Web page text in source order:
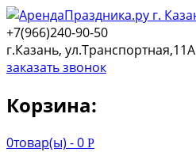
+7(966)240-90-50
г.Казань, ул.Транспортная,11А
заказать звонок
Корзина:
0товар(ы) -0 Р